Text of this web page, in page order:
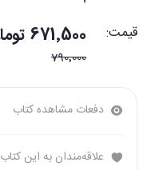
قیمت: 671٬500 تومان
790٬000
دفعات مشاهده کتاب
علاقه‌مندان به این کتاب